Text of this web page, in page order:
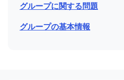
グループに関する問題
グループの基本情報